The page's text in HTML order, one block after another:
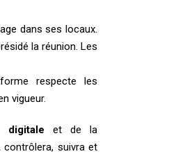
dans ses locaux.
la réunion. Les
respecte les
vigueur.
digitale et de la
suivra et